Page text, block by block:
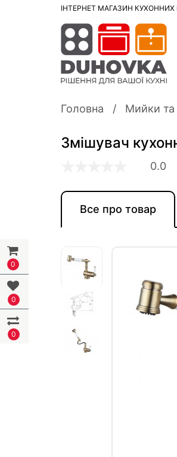
0
0
0
ІНТЕРНЕТ МАГАЗИН
Головна Мийки та
Змішувач
0.0
Все про товар